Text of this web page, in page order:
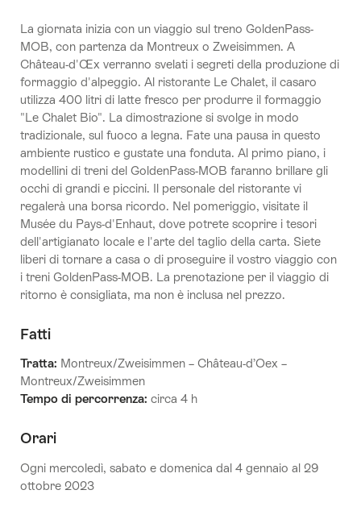
La giornata inizia con un viaggio sul treno GoldenPass-
MOB, con partenza da Montreux o Zweisimmen. A
Château-d'Œx verranno svelati i segreti della produzione di
formaggio d'alpeggio. Al ristorante Le Chalet, il casaro
utilizza 400 litri di latte fresco per produrre il formaggio
"Le Chalet Bio". La dimostrazione si svolge in modo
tradizionale, sul fuoco a legna. Fate una pausa in questo
ambiente rustico e gustate una fonduta. Al primo piano, i
modellini di treni del GoldenPass-MOB faranno brillare gli
occhi di grandi e piccini. Il personale del ristorante vi
regalerà una borsa ricordo. Nel pomeriggio, visitate il
Musée du Pays-d'Enhaut, dove potrete scoprire i tesori
dell'artigianato locale e l'arte del taglio della carta. Siete
liberi di tornare a casa o di proseguire il vostro viaggio con
i treni GoldenPass-MOB. La prenotazione per il viaggio di
ritorno è consigliata, ma non è inclusa nel prezzo.
Fatti
Tratta: Montreux/Zweisimmen – Château-d’Oex –
Montreux/Zweisimmen
Tempo di percorrenza: circa 4 h
Orari
Ogni mercoledì, sabato e domenica dal 4 gennaio al 29
ottobre 2023